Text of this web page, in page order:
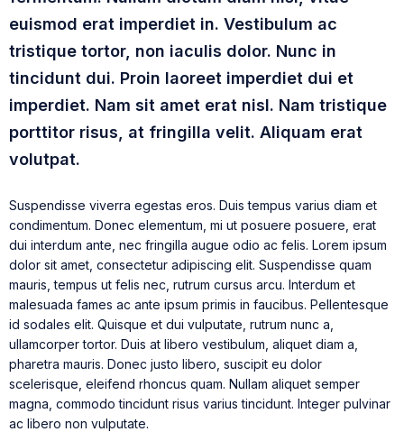
euismod erat imperdiet in. Vestibulum ac
tristique tortor, non iaculis dolor. Nunc in
tincidunt dui. Proin laoreet imperdiet dui et
imperdiet. Nam sit amet erat nisl. Nam tristique
porttitor risus, at fringilla velit. Aliquam erat
volutpat.
Suspendisse viverra egestas eros. Duis tempus varius diam et
condimentum. Donec elementum, mi ut posuere posuere, erat
dui interdum ante, nec fringilla augue odio ac felis. Lorem ipsum
dolor sit amet, consectetur adipiscing elit. Suspendisse quam
mauris, tempus ut felis nec, rutrum cursus arcu. Interdum et
malesuada fames ac ante ipsum primis in faucibus. Pellentesque
id sodales elit. Quisque et dui vulputate, rutrum nunc a,
ullamcorper tortor. Duis at libero vestibulum, aliquet diam a,
pharetra mauris. Donec justo libero, suscipit eu dolor
scelerisque, eleifend rhoncus quam. Nullam aliquet semper
magna, commodo tincidunt risus varius tincidunt. Integer pulvinar
ac libero non vulputate.